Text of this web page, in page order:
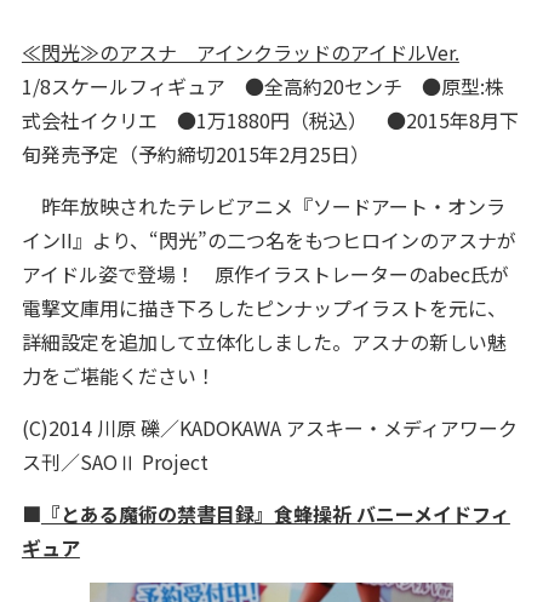
≪閃光≫のアスナ アインクラッドのアイドルVer.
1/8スケールフィギュア ●全高約20センチ ●原型:株
式会社イクリエ ●1万1880円（税込） ●2015年8月下
旬発売予定（予約締切2015年2月25日）
昨年放映されたテレビアニメ『ソードアート・オンラ
インII』より、“閃光”の二つ名をもつヒロインのアスナが
アイドル姿で登場！ 原作イラストレーターのabec氏が
電撃文庫用に描き下ろしたピンナップイラストを元に、
詳細設定を追加して立体化しました。アスナの新しい魅
力をご堪能ください！
(C)2014 川原 礫／KADOKAWA アスキー・メディアワーク
ス刊／SAOⅡ Project
■ 『とある魔術の禁書目録』食蜂操祈 バニーメイドフィ
ギュア